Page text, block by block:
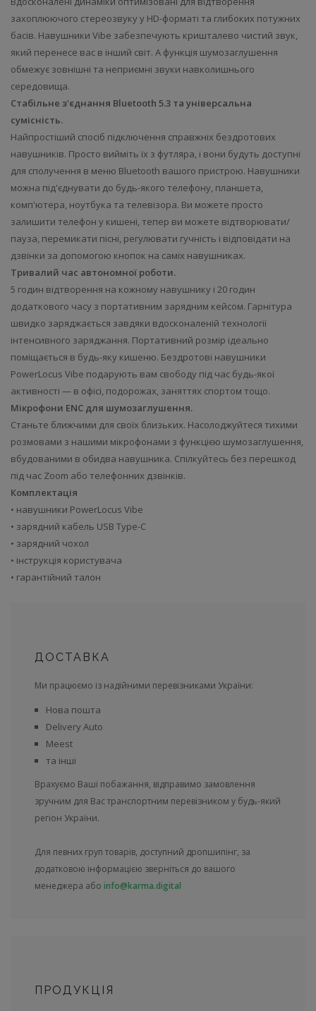
захоплюючого стереозвуку у HD-форматі та глибоких потужних
басів. Навушники Vibe забезпечують кришталево чистий звук,
який перенесе вас в інший світ. А функція шумозаглушення
обмежує зовнішні та неприємні звуки навколишнього
середовища.
Стабільне з'єднання Bluetooth 5.3 та універсальна
сумісність.
Найпростіший спосіб підключення справжніх бездротових
навушників. Просто вийміть їх з футляра, і вони будуть доступні
для сполучення в меню Bluetooth вашого пристрою. Навушники
можна під'єднувати до будь-якого телефону, планшета,
комп'ютера, ноутбука та телевізора. Ви можете просто
залишити телефон у кишені, тепер ви можете відтворювати/
пауза, перемикати пісні, регулювати гучність і відповідати на
дзвінки за допомогою кнопок на саміх навушниках.
Тривалий час автономної роботи.
5 годин відтворення на кожному навушнику і 20 годин
додаткового часу з портативним зарядним кейсом. Гарнітура
швидко заряджається завдяки вдосконаленій технології
інтенсивного заряджання. Портативний розмір ідеально
поміщається в будь-яку кишеню. Бездротові навушники
PowerLocus Vibe подарують вам свободу під час будь-якої
активності — в офісі, подорожах, заняттях спортом тощо.
Мікрофони ENC для шумозаглушення.
Станьте ближчими для своїх близьких. Насолоджуйтеся тихими
розмовами з нашими мікрофонами з функцією шумозаглушення,
вбудованими в обидва навушника. Спілкуйтесь без перешкод
під час Zoom або телефонних дзвінків.
Комплектація
• навушники PowerLocus Vibe
• зарядний кабель USB Type-C
• зарядний чохол
• інструкція користувача
• гарантійний талон
ДОСТАВКА
Ми працюємо із надійними перевізниками України:
Нова пошта
Delivery Auto
Meest
та інші
Врахуємо Ваші побажання, відправимо замовлення
зручним для Вас транспортним перевізником у будь-який
регіон України.
Для певних груп товарів, доступний дропшипінг, за
додатковою інформацією зверніться до вашого
менеджера або info@karma.digital
ПРОДУКЦІЯ